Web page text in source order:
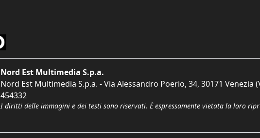
Nord Est Multimedia S.p.a.
Nord Est Multimedia S.p.a. - Via Alessandro Poerio, 34, 30171 Venezia
454332
I diritti delle immagini e dei testi sono riservati. È espressamente vietata la loro